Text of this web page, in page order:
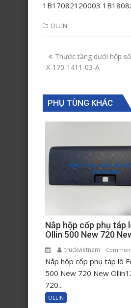
1B17082120003
OLLIN
Post
navigation
Thước tầng dưới hộp
X-170-1411-03-A
PHỤ TÙNG KHÁC
Nắp hộp cốp phụ táp
Ollin 500 New 720
truckvietnam
Nắp hộp cốp phụ táp lô
500 New 720 New
720...
OLLIN